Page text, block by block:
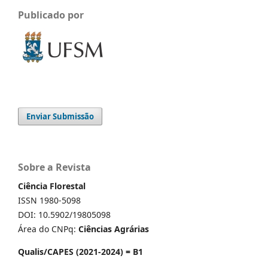
Publicado por
Enviar Submissão
Sobre a Revista
Ciência Florestal
ISSN 1980-5098
DOI: 10.5902/19805098
Área do CNPq: Ciências Agrárias
Qualis/CAPES (2021-2024) = B1